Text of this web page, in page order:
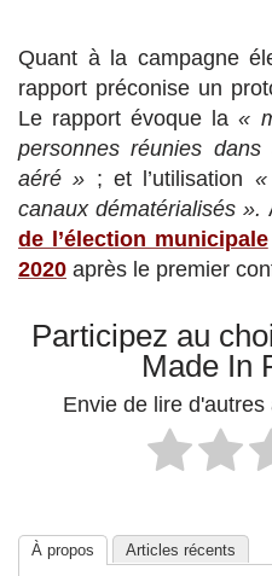
Quant à la campagne
rapport préconise un
Le rapport évoque la«
personnes réunies
aéré » ; et l’utilisation
canaux dématérialisés ».
de l’élection municipale
2020 après le premier
Participez au
Made In
Envie de lire
À propos Articles récents